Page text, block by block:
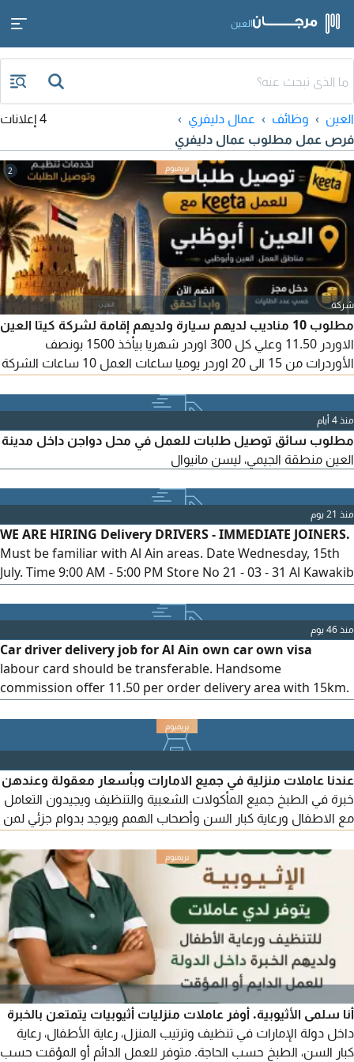
العين
العين وظائف
عمال دليفري
فرص عمل مطلوب عمال دليفري
4 إعلانات
2
شركة
مطلوب 10 مناديب لديهم سيارة ولديهم إقامة لشركة كيتا العين
الاوردر 11.50 وعلي كل 300 اوردر شهريا بيأخذ 1500 بونصف
الأوردرات من 15 الى 20 اوردر يوميا ساعات العمل 10 ساعات الشركة
منذ 4 أيام
مطلوب سائق توصيل طلبات للعمل في محل دواجن داخل مدينة
العين منطقة الجيمي، ليسن مانيوال
منذ 21 يوم
WE ARE HIRING Delivery DRIVERS - IMMEDIATE JOINERS.
Must be familiar with Al Ain areas. Date Wednesday, 15th
July. Time 9:00 AM - 5:00 PM Store No 21 - 03 - 31 Al Kawakib
Attractive Commission - Free Company Vehicle & Fuel - No
Deductions - Free 2 - Year Visa & Medical Insurance -
Weekly Day Off
منذ 46 يوم
Car driver delivery job for Al Ain own car own visa
labour card should be transferable. Handsome
commission offer 11.50 per order delivery area with 15km.
عندنا عاملات منزلية في جميع الامارات وبأسعار معقولة وعندهن
خبرة في الطبخ جميع المأكولات الشعبية والتنظيف ويجيدون التعامل
مع الاطفال ورعاية كبار السن وأصحاب الهمم ويوجد بدوام جزئي لمن
أنا سلمى الأثيوبية. أوفر عاملات منزليات أثيوبيات يتمتعن بالخبرة
داخل دولة الإمارات في تنظيف وترتيب المنزل، رعاية الأطفال، رعاية
كبار السن، الطبخ حسب الحاجة. متوفر للعمل الدائم أو المؤقت حسب